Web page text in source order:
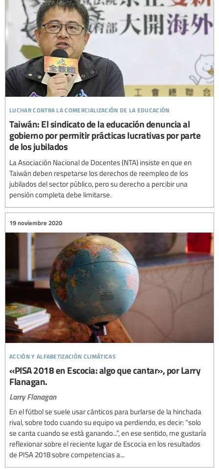
luchar contra la comercialización de la educación
Taiwán: El sindicato de la educación denuncia al
gobierno por permitir prácticas lucrativas por parte
de los jubilados
La Asociación Nacional de Docentes (NTA) insiste en que en
Taiwán deben respetarse los derechos de reempleo de los
jubilados del sector público, pero su derecho a percibir una
pensión completa debe limitarse.
acción y alfabetización climáticas
19 noviembre 2020
«PISA 2018 en Escocia: algo que cantar», por Larry
Flanagan.
Larry Flanagan
En el fútbol se suele usar cánticos para burlarse de la hinchada
rival, sobre todo cuando su equipo va perdiendo, es decir: “solo
se canta cuando se está ganando...”, en ese sentido, me gustaría
reflexionar sobre el reciente lugar de Escocia en los resultados
de PISA 2018 sobre competencias a...